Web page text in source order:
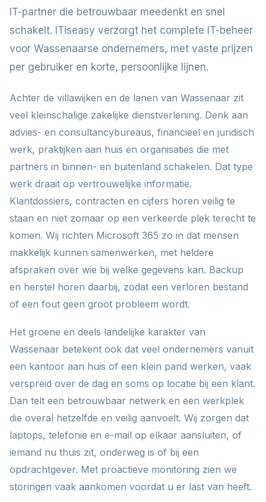
IT-partner die betrouwbaar meedenkt en snel
schakelt. ITiseasy verzorgt het complete IT-beheer
voor Wassenaarse ondernemers, met vaste prijzen
per gebruiker en korte, persoonlijke lijnen.
Achter de villawijken en de lanen van Wassenaar zit
veel kleinschalige zakelijke dienstverlening. Denk aan
advies- en consultancybureaus, financieel en juridisch
werk, praktijken aan huis en organisaties die met
partners in binnen- en buitenland schakelen. Dat type
werk draait op vertrouwelijke informatie.
Klantdossiers, contracten en cijfers horen veilig te
staan en niet zomaar op een verkeerde plek terecht te
komen. Wij richten Microsoft 365 zo in dat mensen
makkelijk kunnen samenwerken, met heldere
afspraken over wie bij welke gegevens kan. Backup
en herstel horen daarbij, zodat een verloren bestand
of een fout geen groot probleem wordt.
Het groene en deels landelijke karakter van
Wassenaar betekent ook dat veel ondernemers vanuit
een kantoor aan huis of een klein pand werken, vaak
verspreid over de dag en soms op locatie bij een klant.
Dan telt een betrouwbaar netwerk en een werkplek
die overal hetzelfde en veilig aanvoelt. Wij zorgen dat
laptops, telefonie en e-mail op elkaar aansluiten, of
iemand nu thuis zit, onderweg is of bij een
opdrachtgever. Met proactieve monitoring zien we
storingen vaak aankomen voordat u er last van heeft.